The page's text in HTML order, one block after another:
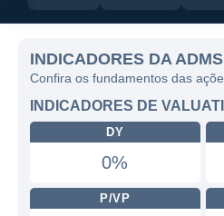
INDICADORES DA ADMS
Confira os fundamentos das
INDICADORES DE
DY
0%
P/VP